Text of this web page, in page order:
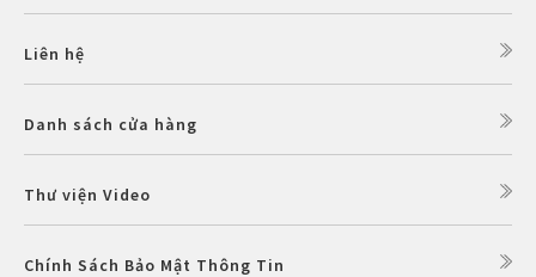
Liên hệ
Danh sách cửa hàng
Thư viện Video
Chính Sách Bảo Mật Thông Tin